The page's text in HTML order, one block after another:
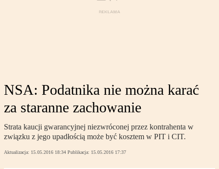
NSA: Podatnika nie można karać
za staranne zachowanie
Strata kaucji gwarancyjnej niezwróconej przez kontrahenta w
związku z jego upadłością może być kosztem w PIT i CIT.
Aktualizacja: 15.05.2016 18:34 Publikacja: 15.05.2016 17:37